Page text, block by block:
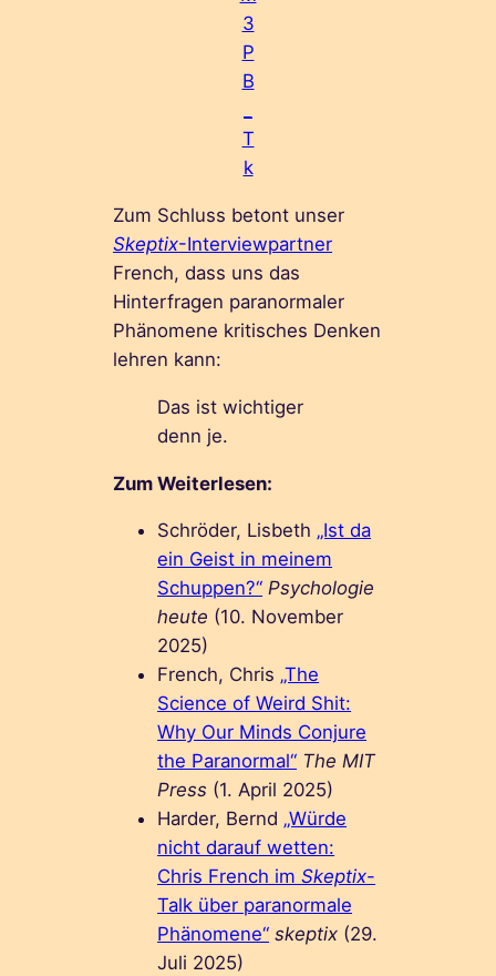
3
P
B
T
k
Zum Schluss betont unser
Skeptix-Interviewpartner
French, dass uns das
Hinterfragen paranormaler
Phänomene kritisches Denken
lehren kann:
Das ist wichtiger
denn je.
Zum Weiterlesen:
Schröder, Lisbeth „Ist da
ein Geist in meinem
Schuppen?“ Psychologie
heute (10. November
2025)
French, Chris „The
Science of Weird Shit:
Why Our Minds Conjure
the Paranormal“ The MIT
Press (1. April 2025)
Harder, Bernd „Würde
nicht darauf wetten:
Chris French imSkeptix-
Talk über paranormale
Phänomene“ skeptix (29.
Juli 2025)